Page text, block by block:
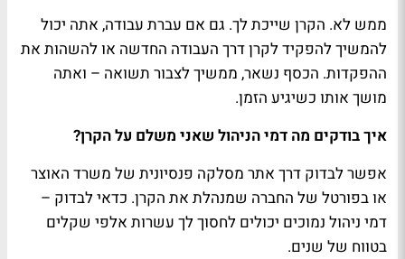
ממש לא. הקרן שייכת לך. גם אם עברת עבודה, אתה יכול
להמשיך להפקיד לקרן דרך העבודה החדשה או להשהות את
ההפקדות. הכסף נשאר, ממשיך לצבור תשואה – ואתה
מושך אותו כשיגיע הזמן.
איך בודקים מה דמי הניהול שאני משלם על הקרן?
אפשר לבדוק דרך אתר מסלקה פנסיונית של משרד האוצר
או בפורטל של החברה שמנהלת את הקרן. כדאי לבדוק –
דמי ניהול נמוכים יכולים לחסוך לך עשרות אלפי שקלים
בטווח של שנים.